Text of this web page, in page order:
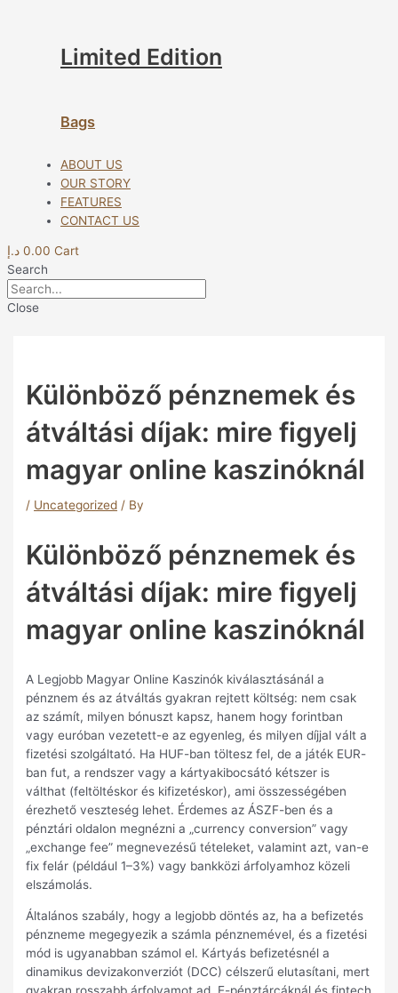
Limited Edition
Bags
ABOUT US
OUR STORY
FEATURES
CONTACT US
0.00 د.إ
Cart
Search
Close
Különböző pénznemek és
átváltási díjak: mire figyelj
magyar online kaszinóknál
/ Uncategorized / By
Különböző pénznemek és
átváltási díjak: mire figyelj
magyar online kaszinóknál
A Legjobb Magyar Online Kaszinók kiválasztásánál a
pénznem és az átváltás gyakran rejtett költség: nem csak
az számít, milyen bónuszt kapsz, hanem hogy forintban
vagy euróban vezetett-e az egyenleg, és milyen díjjal vált a
fizetési szolgáltató. Ha HUF-ban töltesz fel, de a játék EUR-
ban fut, a rendszer vagy a kártyakibocsátó kétszer is
válthat (feltöltéskor és kifizetéskor), ami összességében
érezhető veszteség lehet. Érdemes az ÁSZF-ben és a
pénztári oldalon megnézni a „currency conversion” vagy
„exchange fee” megnevezésű tételeket, valamint azt, van-e
fix felár (például 1–3%) vagy bankközi árfolyamhoz közeli
elszámolás.
Általános szabály, hogy a legjobb döntés az, ha a befizetés
pénzneme megegyezik a számla pénznemével, és a fizetési
mód is ugyanabban számol el. Kártyás befizetésnél a
dinamikus devizakonverziót (DCC) célszerű elutasítani, mert
gyakran rosszabb árfolyamot ad. E-pénztárcáknál és fintech